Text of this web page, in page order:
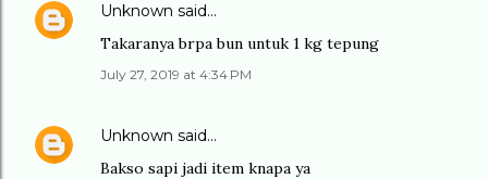
Unknown said…
Takaranya brpa bun untuk 1 kg tepung
July 27, 2019 at 4:34 PM
Unknown said…
Bakso sapi jadi item knapa ya